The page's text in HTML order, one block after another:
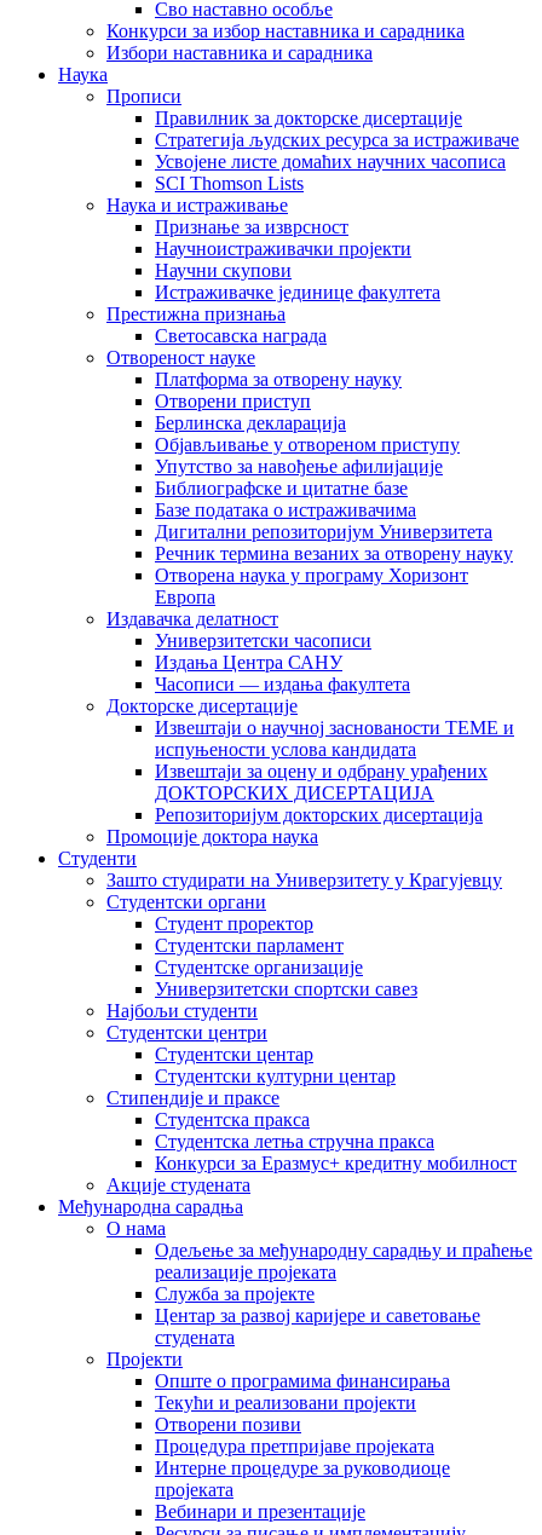
Сво наставно особље
Конкурси за избор наставника и сарадника
Избори наставника и сарадника
Наука
Прописи
Правилник за докторске дисертације
Стратегија људских ресурса за истраживаче
Усвојене листе домаћих научних часописа
SCI Thomson Lists
Наука и истраживање
Признање за изврсност
Научноистраживачки пројекти
Научни скупови
Истраживачке јединице факултета
Престижна признања
Светосавска награда
Отвореност науке
Платформа за отворену науку
Отворени приступ
Берлинска декларација
Објављивање у отвореном приступу
Упутство за навођење афилијације
Библиографске и цитатне базе
Базе података о истраживачима
Дигитални репозиторијум Универзитета
Рeчник термина везаних за отворену науку
Отворена наука у програму Хоризонт
Европа
Издавачка делатност
Универзитетски часописи
Издања Центра САНУ
Часописи — издања факултета
Докторске дисертације
Извештаји о научној заснованости ТЕМЕ и
испуњености услова кандидата
Извештаји за оцену и одбрану урађених
ДОКТОРСКИХ ДИСЕРТАЦИЈА
Репозиторијум докторских дисертација
Промоције доктора наука
Студенти
Зашто студирати на Универзитету у Крагујевцу
Студентски органи
Студент проректор
Студентски парламент
Студентске организације
Универзитетски спортски савез
Најбољи студенти
Студентски центри
Студентски центар
Студентски културни центар
Стипендије и праксе
Студентска пракса
Студентска летња стручна пракса
Конкурси за Еразмус+ кредитну мобилност
Акције студената
Међународна сарадња
О нама
Одељење за међународну сарадњу и праћење
реализације пројеката
Служба за пројекте
Центар за развој каријере и саветовање
студената
Пројекти
Опште о програмима финансирања
Текући и реализовани пројекти
Отворени позиви
Процедура претпријаве пројеката
Интерне процедуре за руководиоце
пројеката
Вебинари и презентације